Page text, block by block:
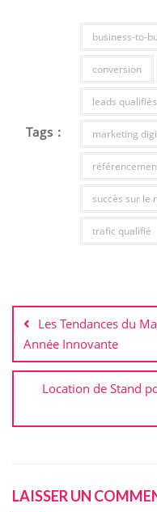
Tags :
business-to-
conversion
leads qualifiés
marketing
succès sur le
trafic qualifié
de
l’article
Les Tendances du
Année Innovante
Location de Stand
LAISSER UN